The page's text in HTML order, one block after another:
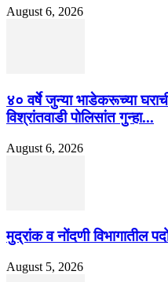
August 6, 2026
४० वर्षे जुन्या भाडेकरूच्या
विश्रांतवाडी पोलिसांत गुन्हा...
August 6, 2026
मुद्रांक व नोंदणी विभागातील
August 5, 2026